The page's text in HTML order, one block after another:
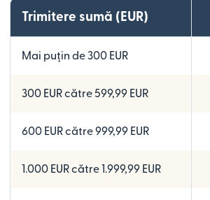
Trimitere sumă (EUR)
Mai puțin de 300 EUR
300 EUR către 599,99 EUR
600 EUR către 999,99 EUR
1.000 EUR către 1.999,99 EUR